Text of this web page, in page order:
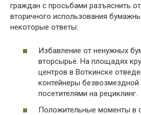
граждан с просьбами разъяснить
вторичного использования
некоторые ответы:
Избавление от ненужных
вторсырьё. На площадях
центров в Воткинске
контейнеры
посетителями на рециклинг.
Положительные моменты в